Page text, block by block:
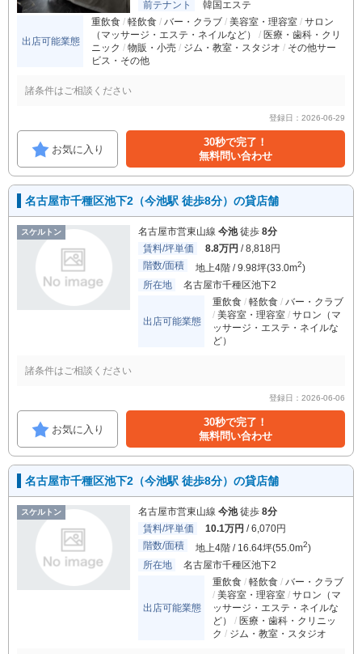
前テナント 韓国エステ
出店可能業態
重飲食 軽飲食 バー・クラブ 美容室・理容室
サロン
（マッサージ・エステ・ネイルなど）
医療・歯科・クリ
ニック
物販・小売 ジム・教室・スタジオ
その他サー
ビス・その他
諸条件はご相談ください
登録日：2026-06-29
お気に入り
30秒で完了！
無料問い合わせ
名古屋市千種区池下2（今池駅 徒歩8分）の貸店舗
スケルトン 名古屋市営東山線 今池徒歩 8分
賃料/坪単価
8.8万円 / 8,818円
階数/面積
地上4階 / 9.98坪(33.0m2)
所在地
名古屋市千種区池下2
出店可能業態
重飲食 軽飲食
バー・クラブ
美容室・理容室
サロン（マ
ッサージ・エステ・ネイルな
ど）
諸条件はご相談ください
登録日：2026-06-06
お気に入り
30秒で完了！
無料問い合わせ
名古屋市千種区池下2（今池駅 徒歩8分）の貸店舗
スケルトン 名古屋市営東山線 今池徒歩 8分
賃料/坪単価
10.1万円 / 6,070円
階数/面積
地上4階 / 16.64坪(55.0m2)
所在地
名古屋市千種区池下2
出店可能業態
重飲食 軽飲食
バー・クラブ
美容室・理容室
サロン（マ
ッサージ・エステ・ネイルな
ど）
医療・歯科・クリニッ
ク
ジム・教室・スタジオ